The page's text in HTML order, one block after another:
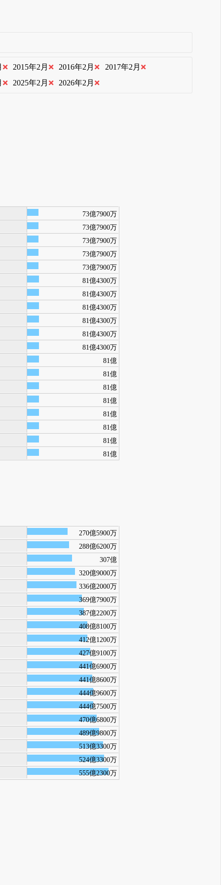
2015年2月 2016年2月
2017年2月
2025年2月 2026年2月
73億7900万
73億7900万
73億7900万
73億7900万
73億7900万
81億4300万
81億4300万
81億4300万
81億4300万
81億4300万
81億4300万
81億
81億
81億
81億
81億
81億
81億
81億
270億5900万
288億6200万
307億
320億9000万
336億2000万
369億7900万
387億2200万
408億8100万
412億1200万
427億9100万
441億6900万
441億8600万
444億9600万
444億7500万
470億6800万
489億9800万
513億3300万
524億3300万
555億2300万